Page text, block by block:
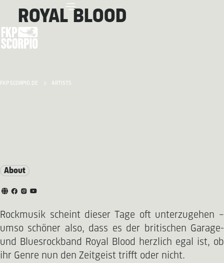
FKP SCORPIO.DE ARTISTS
ROYAL BLOOD
About
Rockmusik scheint dieser Tage oft unterzugehen –
umso schöner also, dass es der britischen Garage-
und Bluesrockband Royal Blood herzlich egal ist, ob
ihr Genre nun den Zeitgeist trifft oder nicht.